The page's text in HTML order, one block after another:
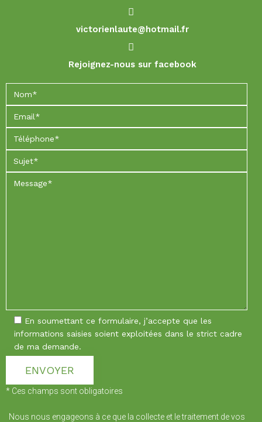
victorienlaute@hotmail.fr
Rejoignez-nous sur facebook
En soumettant ce formulaire, j’accepte que les
informations saisies soient exploitées dans le strict cadre
de ma demande.
* Ces champs sont obligatoires
Nous nous engageons à ce que la collecte et le traitement de vos